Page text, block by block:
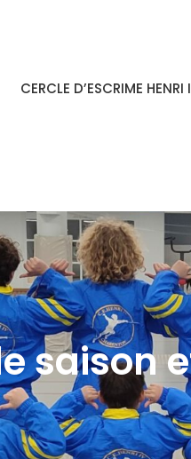
CERCLE D’ESCRIME HENRI
saison